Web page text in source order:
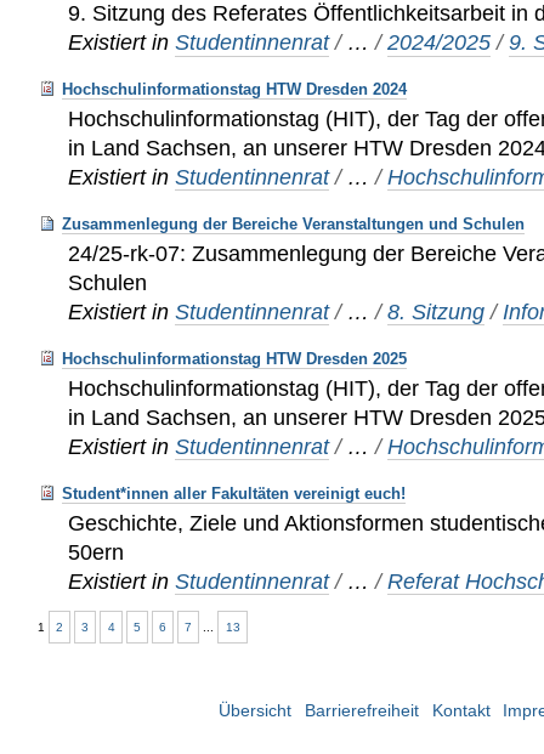
9. Sitzung des Referates Öffentlichkeitsarbeit in
Existiert in Studentinnenrat / …/2024/2025 /9.
Hochschulinformationstag HTW Dresden 2024
Hochschulinformationstag (HIT), der Tag der
in Land Sachsen, an unserer HTW Dresden
Existiert in Studentinnenrat / …/
Zusammenlegung der Bereiche Veranstaltungen und Schulen
24/25-rk-07: Zusammenlegung der Bereiche
Schulen
Existiert in Studentinnenrat / …/8. Sitzung /
Hochschulinformationstag HTW Dresden 2025
Hochschulinformationstag (HIT), der Tag der
in Land Sachsen, an unserer HTW Dresden
Existiert in Studentinnenrat / …/
Student*innen aller Fakultäten vereinigt euch!
Geschichte, Ziele und Aktionsformen
50ern
Existiert in Studentinnenrat / …/Referat
1 2 3 4 5 6 7 13
Übersicht Barrierefreiheit Kontakt